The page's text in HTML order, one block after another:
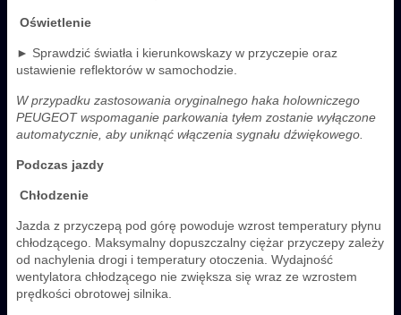
Oświetlenie
► Sprawdzić światła i kierunkowskazy w przyczepie oraz
ustawienie reflektorów w samochodzie.
W przypadku zastosowania oryginalnego haka holowniczego
PEUGEOT wspomaganie parkowania tyłem zostanie wyłączone
automatycznie, aby uniknąć włączenia sygnału dźwiękowego.
Podczas jazdy
Chłodzenie
Jazda z przyczepą pod górę powoduje wzrost temperatury płynu
chłodzącego. Maksymalny dopuszczalny ciężar przyczepy zależy
od nachylenia drogi i temperatury otoczenia. Wydajność
wentylatora chłodzącego nie zwiększa się wraz ze wzrostem
prędkości obrotowej silnika.